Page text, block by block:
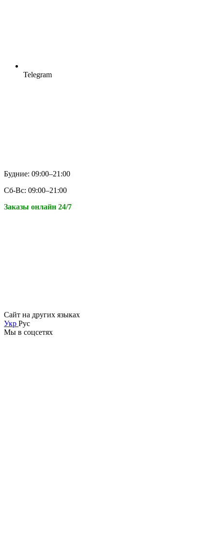
Telegram
Будние: 09:00–21:00
Сб-Вс: 09:00–21:00
Заказы онлайн 24/7
Сайт на других языках
Укр Рус
Мы в соцсетях